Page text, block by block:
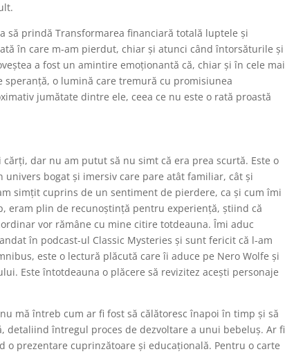
să prindă Transformarea financiară totală luptele și
în care m-am pierdut, chiar și atunci când întorsăturile și
a fost un amintire emoționantă că, chiar și în cele mai
o lumină care tremură cu promisiunea
jumătate dintre ele, ceea ce nu este o rată proastă
dar nu am putut să nu simt că era prea scurtă. Este o
bogat și imersiv care pare atât familiar, cât și
simțit cuprins de un sentiment de pierdere, ca și cum îmi
eram plin de recunoștință pentru experiență, știind că
vor rămâne cu mine citire totdeauna. Îmi aduc
în podcast-ul Classic Mysteries și sunt fericit că l-am
este o lectură plăcută care îi aduce pe Nero Wolfe și
Este întotdeauna o plăcere să revizitez acești personaje
mă întreb cum ar fi fost să călătoresc înapoi în timp și să
detaliind întregul proces de dezvoltare a unui bebeluș. Ar fi
o prezentare cuprinzătoare și educațională. Pentru o carte